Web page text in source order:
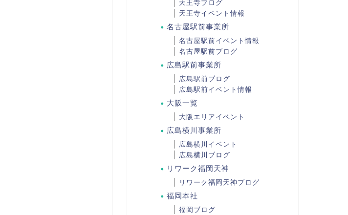
天王寺ブログ
天王寺イベント情報
名古屋駅前事業所
名古屋駅前イベント情報
名古屋駅前ブログ
広島駅前事業所
広島駅前ブログ
広島駅前イベント情報
大阪一覧
大阪エリアイベント
広島横川事業所
広島横川イベント
広島横川ブログ
リワーク福岡天神
リワーク福岡天神ブログ
福岡本社
福岡ブログ